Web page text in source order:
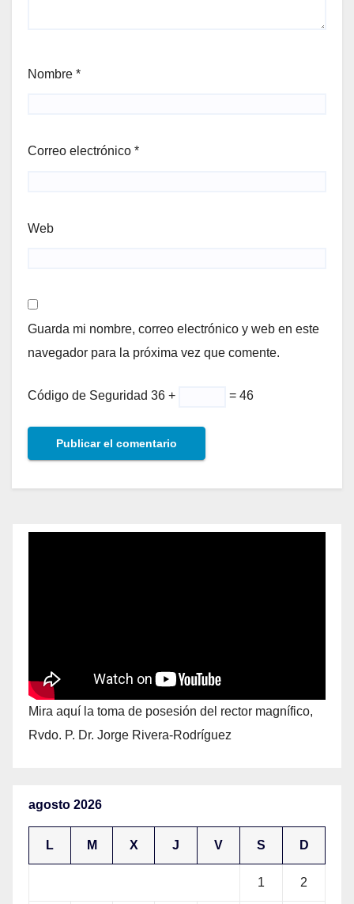
Nombre *
Correo electrónico *
Web
Guarda mi nombre, correo electrónico y web en este
navegador para la próxima vez que comente.
Código de Seguridad 36 + = 46
Mira aquí la toma de posesión del rector magnífico,
Rvdo. P. Dr. Jorge Rivera-Rodríguez
agosto 2026
L M X J V S D
1 2